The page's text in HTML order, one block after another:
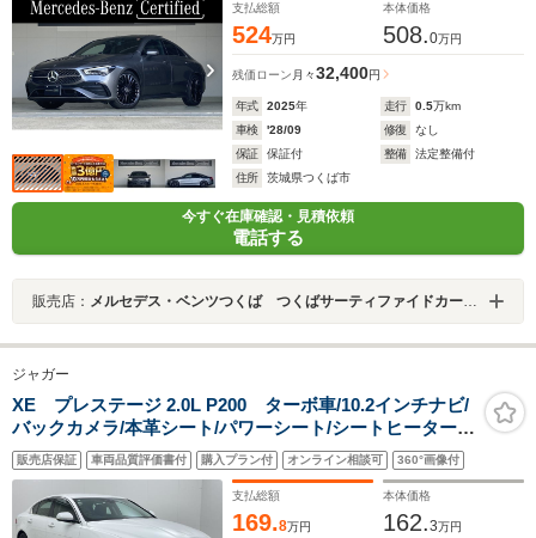
支払総額
524万円
本体価格
508.0万円
残価ローン 月々32,400円
年式 2025年 走行 0.5万km
車検
'28/09 修復
なし
保証
保証付 整備
法定整備付
住所
茨城県つくば市
今すぐ在庫確認・見積依頼
電話する
販売店： メルセデス・ベンツつくば つくばサーティファイドカーセンター
ジャガー
XE プレステージ 2.0L P200 ターボ車/10.2インチナビ/
バックカメラ/本革シート/パワーシート/シートヒーター/
フルオートエアコン/アダプティブクルーズコントロール/
ブレーキアシスト/エアバック/クリアランスソナー
販売店保証 車両品質評価書付 購入プラン付 オンライン相談可 360°画像付
支払総額
169.8万円
本体価格
162.3万円